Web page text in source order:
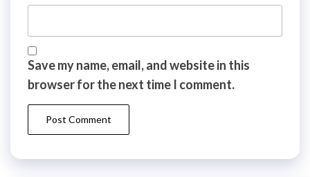
Save my name, email, and website in this
browser for the next time I comment.